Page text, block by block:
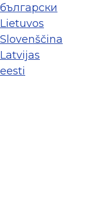
български
Lietuvos
Slovenščina
Latvijas
eesti